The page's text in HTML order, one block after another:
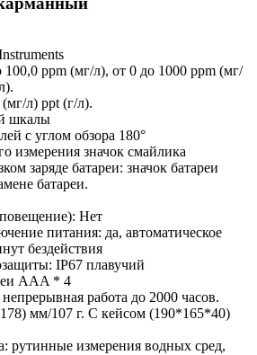
ppm (мг/л), от 0 до 1000 ppm (мг/
л) ppt (г/л).
шкалы
с углом обзора 180°
измерения значок смайлика
заряде батареи: значок батареи
батареи.
Нет
питания: да, автоматическое
бездействия
IP67 плавучий
AAA * 4
работа до 2000 часов.
мм/107 г. С кейсом (190*165*40)
рутинные измерения водных сред,